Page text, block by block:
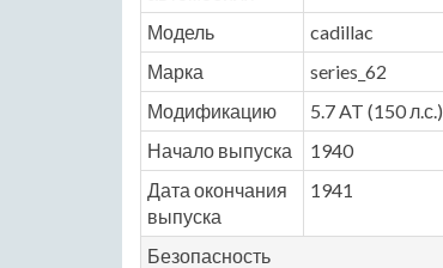
Модель cadillac
Марка
series_62
Модификацию
5.7 AT (150 л.с.)
Начало выпуска
1940
Дата окончания
выпуска
1941
Безопасность